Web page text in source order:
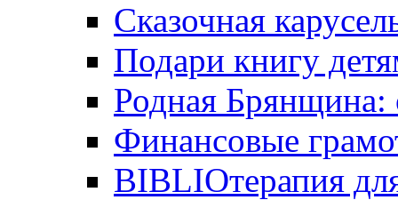
Сказочная
Подари книгу
Родная Брянщина:
Финансовые
BIBLIOтерапия